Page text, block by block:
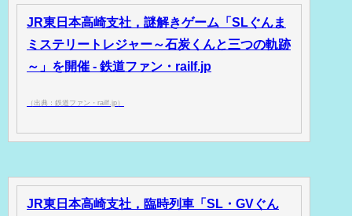
JR東日本高崎支社，謎解きゲーム「SLぐんま
ミステリートレジャー～石炭くんと三つの軌跡
～」を開催 - 鉄道ファン・railf.jp
（出典：鉄道ファン・railf.jp）
JR東日本高崎支社，臨時列車「SL・GVぐん